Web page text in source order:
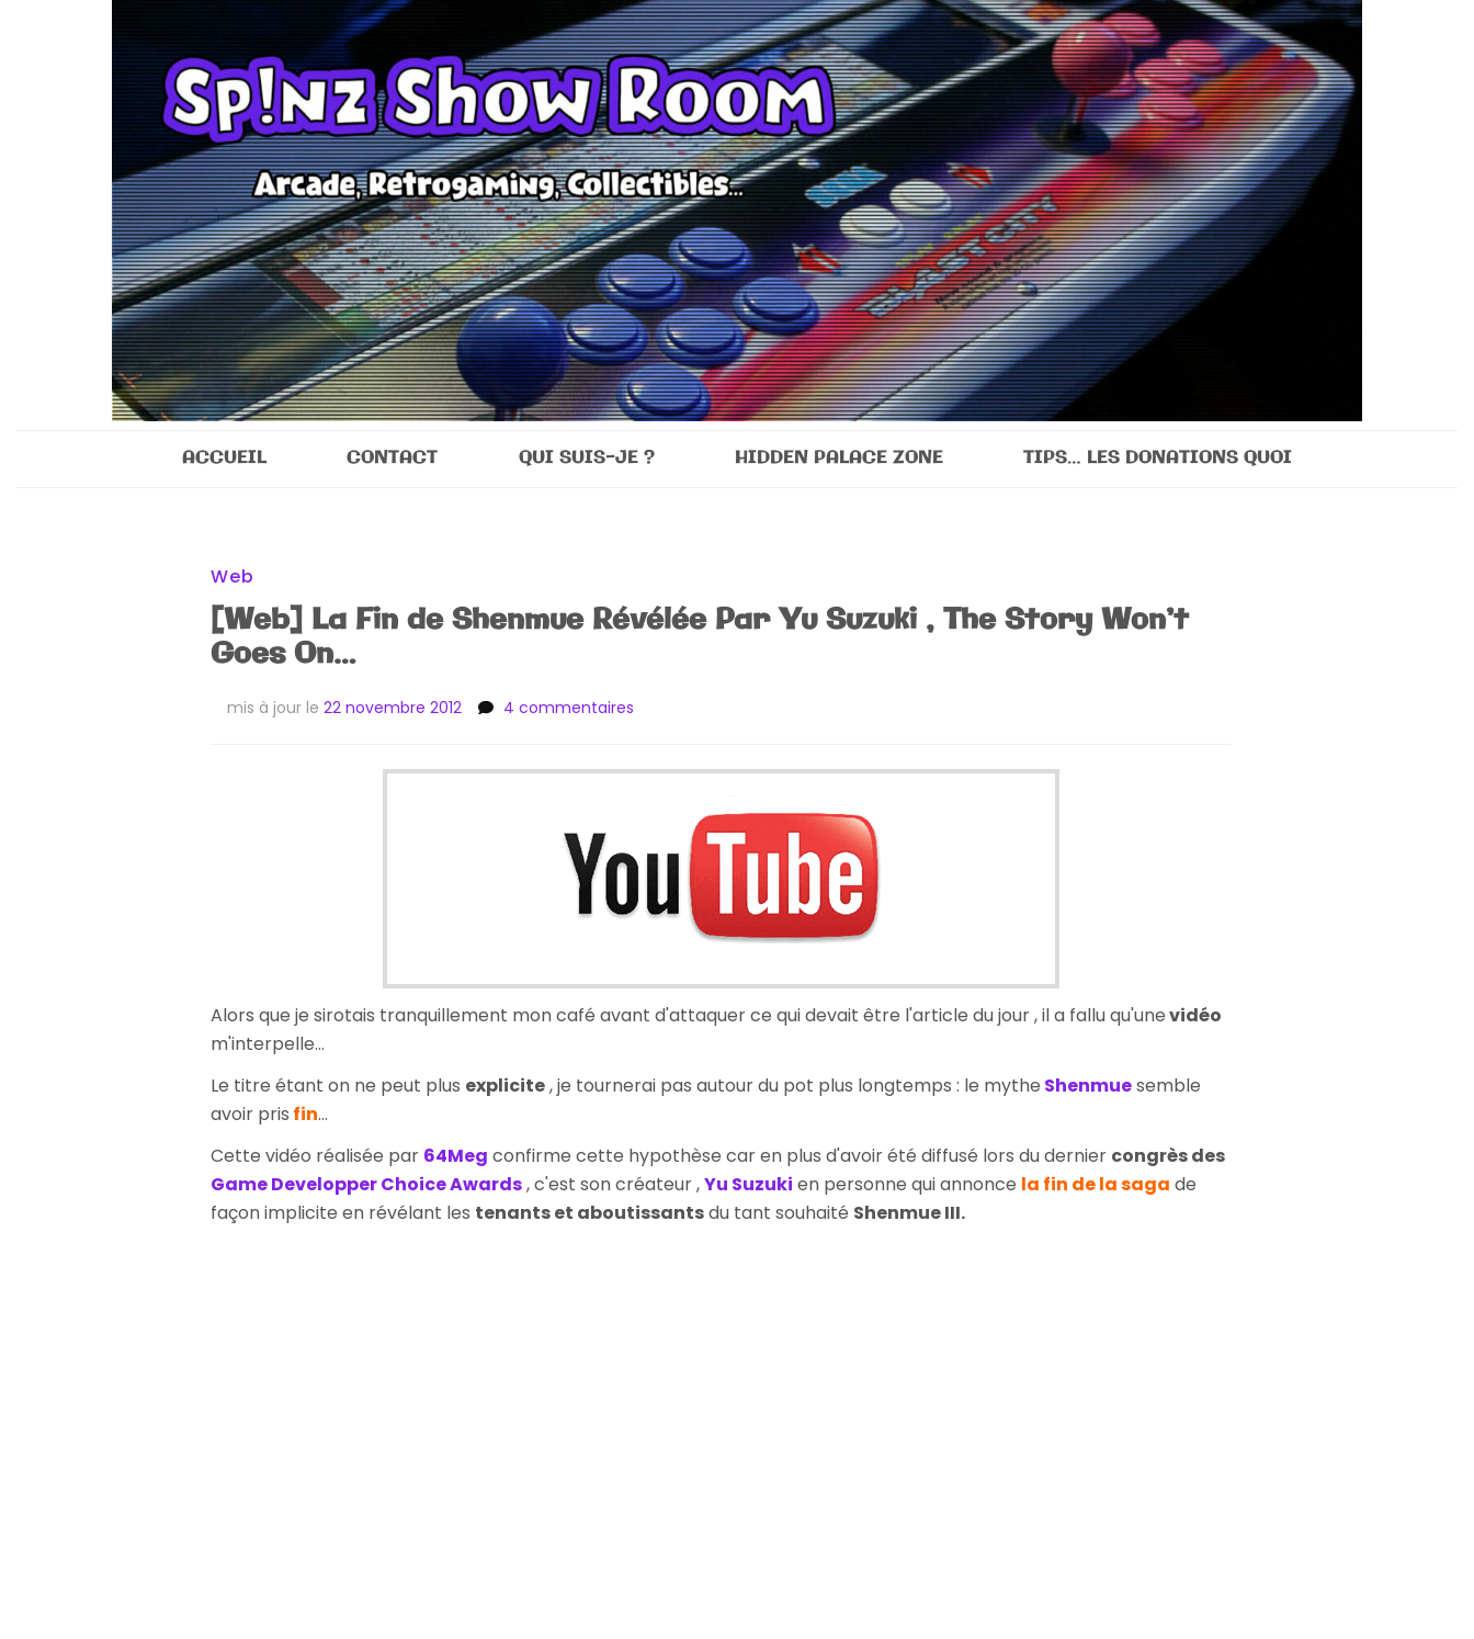
Sp!nz Show Room
ACCUEIL CONTACT QUI SUIS-JE ? HIDDEN PALACE ZONE TIPS… LES DONATIONS QUOI
Web
[Web] La Fin de Shenmue Révélée Par Yu Suzuki , The Story Won’t
Goes On…
mis à jour le 22 novembre 2012 4 commentaires
Fin
Shenmue
Révélée
Par
Suzuki
Story
Won’t
Alors que je sirotais tranquillement mon café avant d'attaquer ce qui devait être l'article du jour , il a fallu qu'unevidéo
m'interpelle...
Le titre étant on ne peut plus explicite, je tournerai pas autour du pot plus longtemps : le mythe Shenmuesemble
avoir pris fin...
Cette vidéo réalisée par 64Meg confirme cette hypothèse car en plus d'avoir été diffusé lors du dernier congrès des
Game Developper Choice Awards, c'est son créateur ,Yu Suzuki en personne qui annonce la fin de la saga de
façon implicite en révélant les tenants et aboutissantsdu tant souhaité Shenmue III.